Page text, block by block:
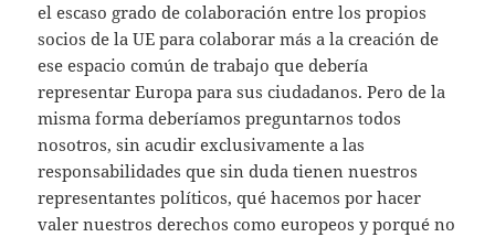
el escaso grado de colaboración entre los propios
socios de la UE para colaborar más a la creación de
ese espacio común de trabajo que debería
representar Europa para sus ciudadanos. Pero de la
misma forma deberíamos preguntarnos todos
nosotros, sin acudir exclusivamente a las
responsabilidades que sin duda tienen nuestros
representantes políticos, qué hacemos por hacer
valer nuestros derechos como europeos y porqué no